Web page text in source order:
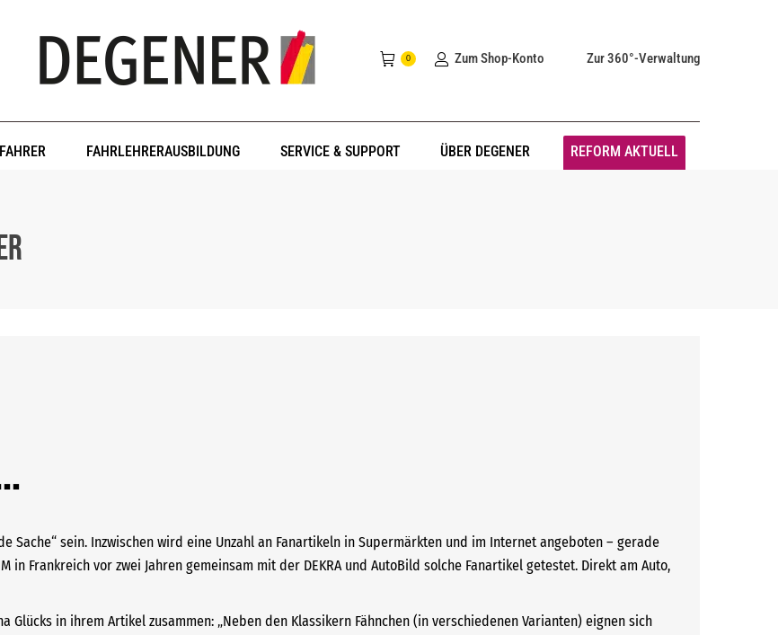
0 Zum Shop-Konto Zur 360°-Verwaltung
FAHRLEHRERAUSBILDUNG SERVICE & SUPPORT ÜBER DEGENER REFORM AKTUELL
Sache“ sein. Inzwischen wird eine Unzahl an Fanartikeln in Supermärkten und im Internet angeboten – gerade
in Frankreich vor zwei Jahren gemeinsam mit der DEKRA und AutoBild solche Fanartikel getestet. Direkt am Auto,
Glücks in ihrem Artikel zusammen: „Neben den Klassikern Fähnchen (in verschiedenen Varianten) eignen sich